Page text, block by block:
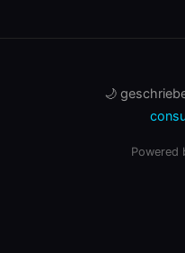
🌙
Powered